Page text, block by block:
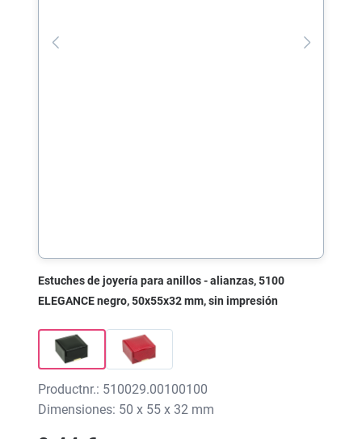
Estuches de joyería para anillos - alianzas, 5100
ELEGANCE negro, 50x55x32 mm, sin impresión
Productnr.: 510029.00100100
Dimensiones: 50 x 55 x 32 mm